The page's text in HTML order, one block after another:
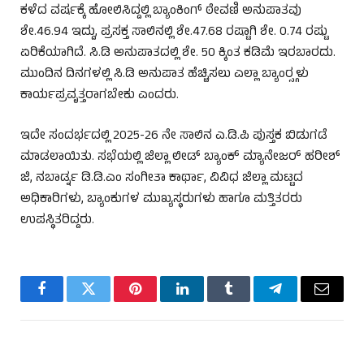
ಕಳೆದ ವರ್ಷಕ್ಕೆ ಹೋಲಿಸಿದ್ದಲ್ಲಿ ಬ್ಯಾಂಕಿಂಗ್ ಠೇವಣಿ ಅನುಪಾತವು
ಶೇ.46.94 ಇದ್ದು, ಪ್ರಸಕ್ತ ಸಾಲಿನಲ್ಲಿ ಶೇ.47.68 ರಷ್ಟಾಗಿ ಶೇ. 0.74 ರಷ್ಟು
ಏರಿಕೆಯಾಗಿದೆ. ಸಿ.ಡಿ ಅನುಪಾತದಲ್ಲಿ ಶೇ. 50 ಕ್ಕಿಂತ ಕಡಿಮೆ ಇರಬಾರದು.
ಮುಂದಿನ ದಿನಗಳಲ್ಲಿ ಸಿ.ಡಿ ಅನುಪಾತ ಹೆಚ್ಚಿಸಲು ಎಲ್ಲಾ ಬ್ಯಾಂರ‍್ಸ್ಗಳು
ಕಾರ್ಯಪ್ರವೃತ್ತರಾಗಬೇಕು ಎಂದರು.
ಇದೇ ಸಂದರ್ಭದಲ್ಲಿ 2025-26 ನೇ ಸಾಲಿನ ಎ.ಡಿ.ಪಿ ಪುಸ್ತಕ ಬಿಡುಗಡೆ
ಮಾಡಲಾಯಿತು. ಸಭೆಯಲ್ಲಿ ಜಿಲ್ಲಾ ಲೀಡ್ ಬ್ಯಾಂಕ್ ಮ್ಯಾನೇಜರ್ ಹರೀಶ್
ಜಿ, ನಬಾರ್ಡ್ನ ಡಿ.ಡಿ.ಎಂ ಸಂಗೀತಾ ಕಾರ್ಥಾ, ವಿವಿಧ ಜಿಲ್ಲಾ ಮಟ್ಟದ
ಅಧಿಕಾರಿಗಳು, ಬ್ಯಾಂಕುಗಳ ಮುಖ್ಯಸ್ಥರುಗಳು ಹಾಗೂ ಮತ್ತಿತರರು
ಉಪಸ್ಥಿತರಿದ್ದರು.
FacebookTwitter PinterestLinkedInTumblr TelegramEmail